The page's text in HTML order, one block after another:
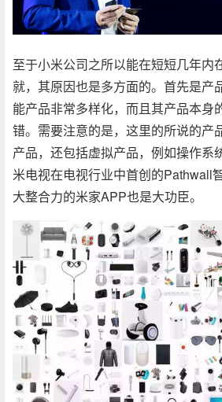
至于小米公司之所以能在短短几年内
就，其原因也是多方面的。首先是产
能产品非常多样化，而且其产品本身
错。需要注意的是，这里的所说的产
产品，还包括虚拟产品，例如操作系
米电视在电视行业中首创的Pathwall
大整合力的米家APP也是大功臣。